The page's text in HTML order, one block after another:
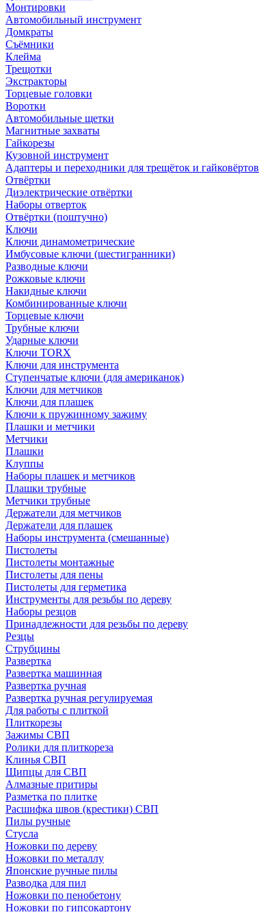
Монтировки
Автомобильный инструмент
Домкраты
Съёмники
Клейма
Трещотки
Экстракторы
Торцевые головки
Воротки
Автомобильные щетки
Магнитные захваты
Гайкорезы
Кузовной инструмент
Адаптеры и переходники для трещёток и гайковёртов
Отвёртки
Диэлектрические отвёртки
Наборы отверток
Отвёртки (поштучно)
Ключи
Ключи динамометрические
Имбусовые ключи (шестигранники)
Разводные ключи
Рожковые ключи
Накидные ключи
Комбинированные ключи
Торцевые ключи
Трубные ключи
Ударные ключи
Ключи TORX
Ключи для инструмента
Ступенчатые ключи (для американок)
Ключи для метчиков
Ключи для плашек
Ключи к пружинному зажиму
Плашки и метчики
Метчики
Плашки
Клуппы
Наборы плашек и метчиков
Плашки трубные
Метчики трубные
Держатели для метчиков
Держатели для плашек
Наборы инструмента (смешанные)
Пистолеты
Пистолеты монтажные
Пистолеты для пены
Пистолеты для герметика
Инструменты для резьбы по дереву
Наборы резцов
Принадлежности для резьбы по дереву
Резцы
Струбцины
Развертка
Развертка машинная
Развертка ручная
Развертка ручная регулируемая
Для работы с плиткой
Плиткорезы
Зажимы СВП
Ролики для плиткореза
Клинья СВП
Щипцы для СВП
Алмазные притиры
Разметка по плитке
Расшифка швов (крестики) СВП
Пилы ручные
Стусла
Ножовки по дереву
Ножовки по металлу
Японские ручные пилы
Разводка для пил
Ножовки по пенобетону
Ножовки по гипсокартону